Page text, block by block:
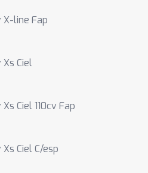
X-line Fap
Xs Ciel
Ciel 110cv Fap
Ciel C/esp